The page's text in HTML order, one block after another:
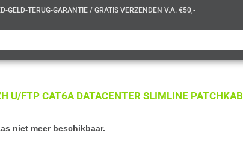
GELD-TERUG-GARANTIE / GRATIS VERZENDEN V.A. €50,-
U/FTP CAT6A DATACENTER SLIMLINE
niet meer beschikbaar.